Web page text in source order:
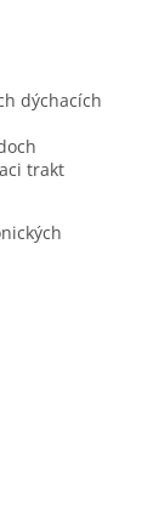
dýchacích
trakt